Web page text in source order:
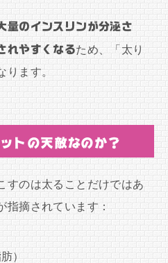
量のインスリンが分泌さ
れやすくなるため、「太り
ります。
トの天敵なのか？
すのは太ることだけではあ
指摘されています：
）